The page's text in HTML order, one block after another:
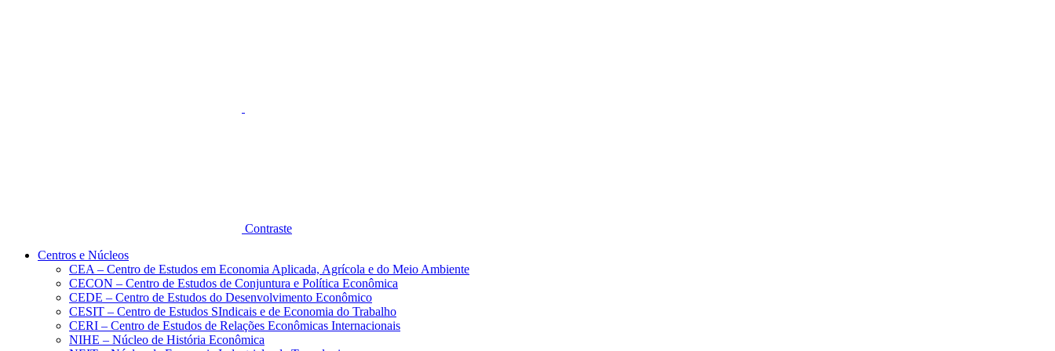
Contraste
Centros e Núcleos
CEA – Centro de Estudos em Economia Aplicada, Agrícola e do Meio Ambiente
CECON – Centro de Estudos de Conjuntura e Política Econômica
CEDE – Centro de Estudos do Desenvolvimento Econômico
CESIT – Centro de Estudos SIndicais e de Economia do Trabalho
CERI – Centro de Estudos de Relações Econômicas Internacionais
NIHE – Núcleo de História Econômica